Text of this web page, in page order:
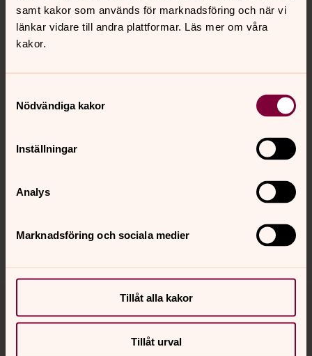
samt kakor som används för marknadsföring och när vi
länkar vidare till andra plattformar. Läs mer om våra
kakor.
Nödvändiga kakor
Inställningar
Analys
Marknadsföring och sociala medier
Tillåt alla kakor
Tillåt urval
Kontakt
Kalender
Hitta snabbt
Jourhavande präst
Akut samtals- och krisstöd. Prata eller chatta anonymt